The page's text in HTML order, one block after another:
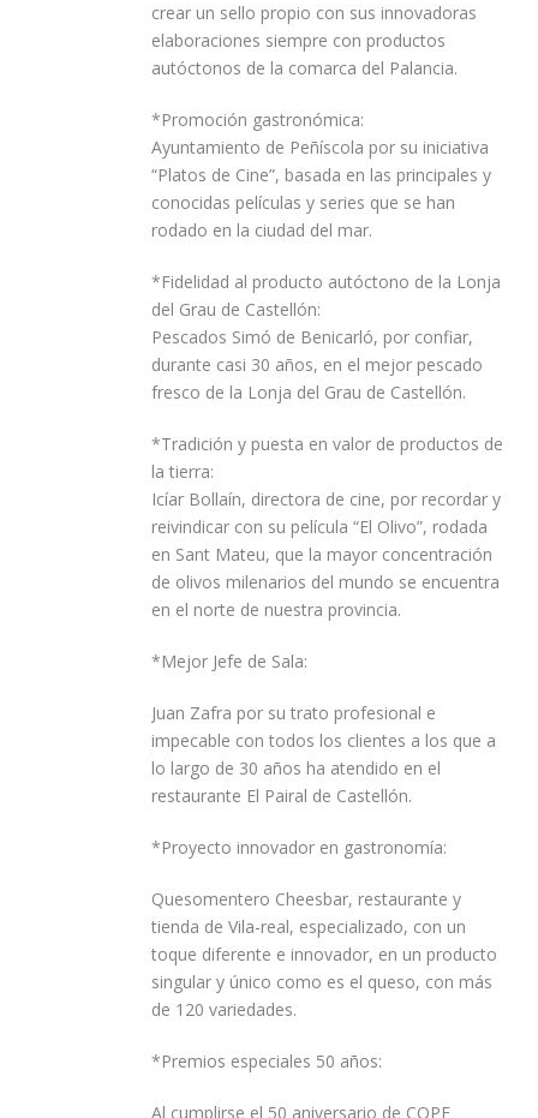
crear un sello propio con sus innovadoras
elaboraciones siempre con productos
autóctonos de la comarca del Palancia.
*Promoción gastronómica:
Ayuntamiento de Peñíscola por su iniciativa
“Platos de Cine”, basada en las principales y
conocidas películas y series que se han
rodado en la ciudad del mar.
*Fidelidad al producto autóctono de la Lonja
del Grau de Castellón:
Pescados Simó de Benicarló, por confiar,
durante casi 30 años, en el mejor pescado
fresco de la Lonja del Grau de Castellón.
*Tradición y puesta en valor de productos de
la tierra:
Icíar Bollaín, directora de cine, por recordar y
reivindicar con su película “El Olivo”, rodada
en Sant Mateu, que la mayor concentración
de olivos milenarios del mundo se encuentra
en el norte de nuestra provincia.
*Mejor Jefe de Sala:
Juan Zafra por su trato profesional e
impecable con todos los clientes a los que a
lo largo de 30 años ha atendido en el
restaurante El Pairal de Castellón.
*Proyecto innovador en gastronomía:
Quesomentero Cheesbar, restaurante y
tienda de Vila-real, especializado, con un
toque diferente e innovador, en un producto
singular y único como es el queso, con más
de 120 variedades.
*Premios especiales 50 años:
Al cumplirse el 50 aniversario de COPE